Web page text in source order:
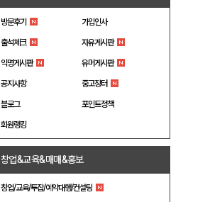
방문후기 가입인사
출석체크 자유게시판
익명게시판 유머게시판
공지사항 중고장터
블로그 포인트정책
회원랭킹
창업&교육&매매&홍보
창업/교육/투잡/예약대행/컨설팅